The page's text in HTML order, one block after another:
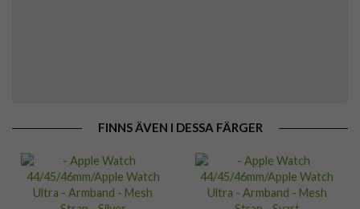
FINNS ÄVEN I DESSA FÄRGER